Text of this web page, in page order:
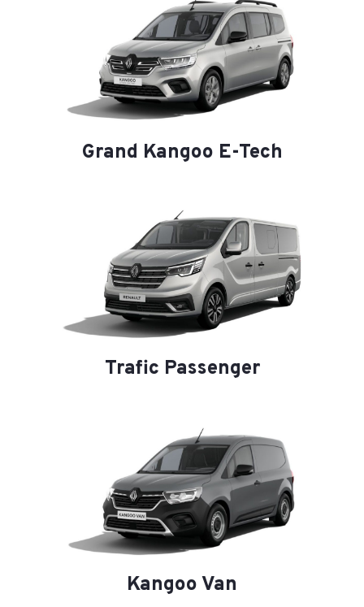
Grand Kangoo E-Tech
Trafic Passenger
Kangoo Van